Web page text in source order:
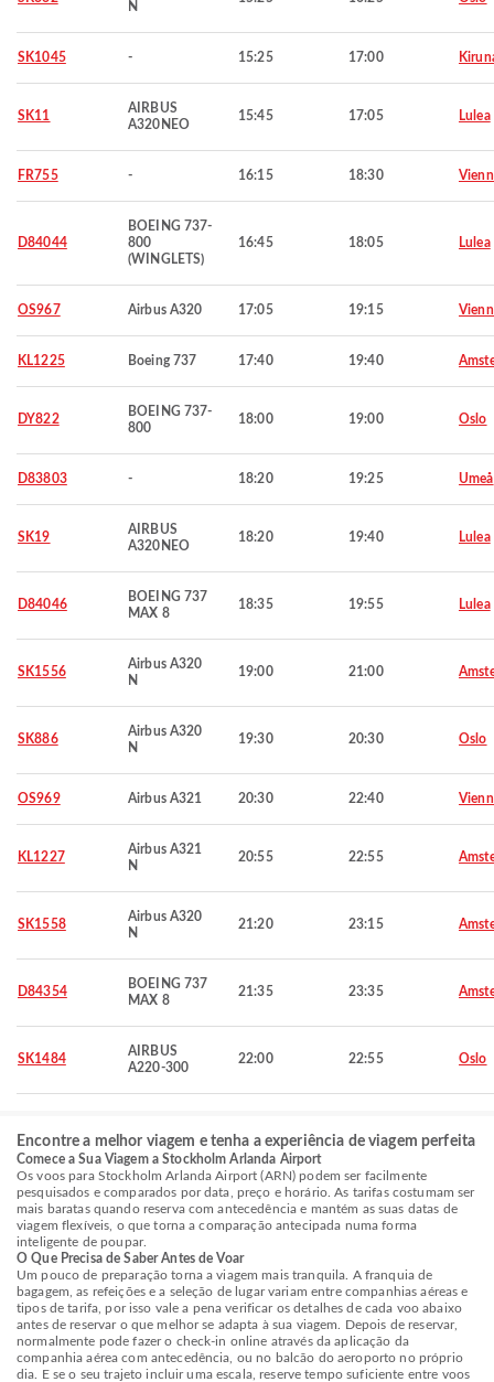
N
SK1045 - 15:25 17:00
SK11
AIRBUS
A320NEO
15:45 17:05 Lulea
FR755 - 16:15 18:30
D84044
BOEING 737-
800
(WINGLETS)
16:45 18:05 Lulea
OS967 Airbus A320 17:05 19:15
KL1225 Boeing 737 17:40 19:40
DY822
BOEING 737-
800
18:00 19:00 Oslo
D83803 - 18:20 19:25 Umeå
SK19
AIRBUS
A320NEO
18:20 19:40 Lulea
D84046
BOEING 737
MAX 8
18:35 19:55 Lulea
SK1556
Airbus A320
N
19:00 21:00
SK886
Airbus A320
N
19:30 20:30 Oslo
OS969 Airbus A321 20:30 22:40
KL1227
Airbus A321
N
20:55 22:55
SK1558
Airbus A320
N
21:20 23:15
D84354
BOEING 737
MAX 8
21:35 23:35
SK1484
AIRBUS
A220-300
22:00 22:55 Oslo
Encontre a melhor viagem e tenha a experiência de viagem perfeita
Comece a Sua Viagem a Stockholm Arlanda Airport
Os voos para Stockholm Arlanda Airport (ARN) podem ser facilmente
pesquisados e comparados por data, preço e horário. As tarifas costumam ser
mais baratas quando reserva com antecedência e mantém as suas datas de
viagem flexíveis, o que torna a comparação antecipada numa forma
inteligente de poupar.
O Que Precisa de Saber Antes de Voar
Um pouco de preparação torna a viagem mais tranquila. A franquia de
bagagem, as refeições e a seleção de lugar variam entre companhias aéreas e
tipos de tarifa, por isso vale a pena verificar os detalhes de cada voo abaixo
antes de reservar o que melhor se adapta à sua viagem. Depois de reservar,
normalmente pode fazer o check-in online através da aplicação da
companhia aérea com antecedência, ou no balcão do aeroporto no próprio
dia. E se o seu trajeto incluir uma escala, reserve tempo suficiente entre voos